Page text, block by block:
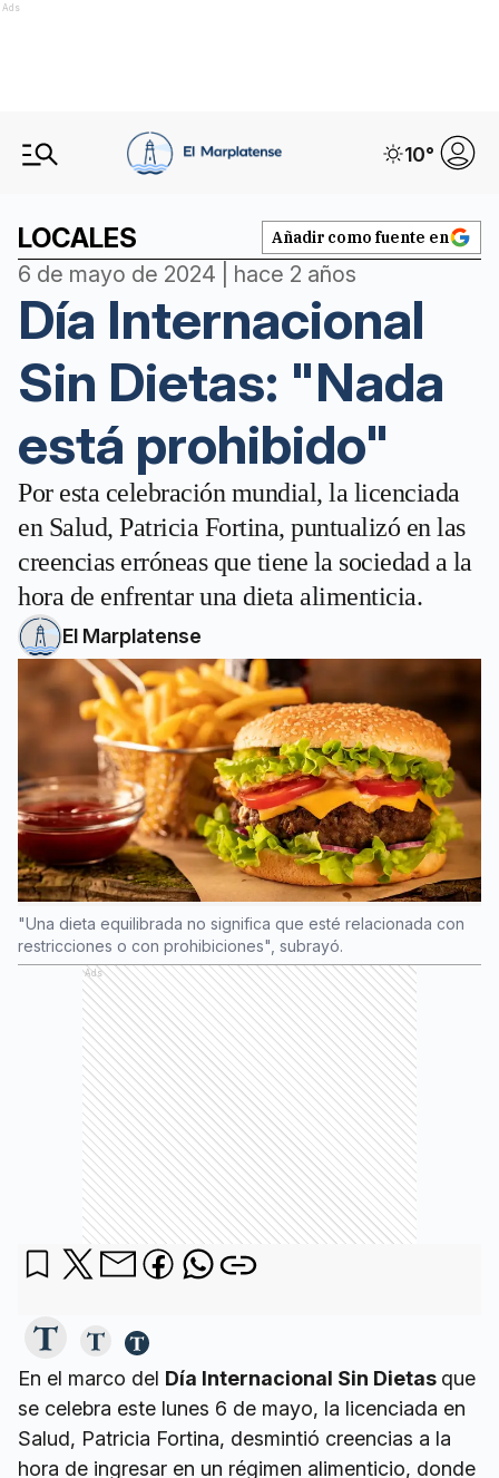
Ads
10°
LOCALES Añadir como fuente en
6 de mayo de 2024 | hace 2 años
Día Internacional
Sin Dietas: "Nada
está prohibido"
Por esta celebración mundial, la licenciada
en Salud, Patricia Fortina, puntualizó en las
creencias erróneas que tiene la sociedad a la
hora de enfrentar una dieta alimenticia.
El Marplatense
"Una dieta equilibrada no significa que esté relacionada con
restricciones o con prohibiciones", subrayó.
Ads
En el marco del Día Internacional Sin Dietas que
se celebra este lunes 6 de mayo, la licenciada en
Salud, Patricia Fortina, desmintió creencias a la
hora de ingresar en un régimen alimenticio, donde